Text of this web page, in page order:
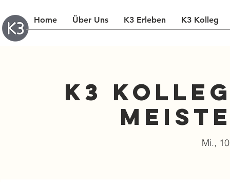
Home Über Uns K3 Erleben K3 Kolleg
K3
Mi.,